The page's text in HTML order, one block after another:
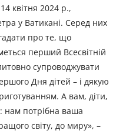
14 квітня 2024 р.,
у Ватикані. Серед них
про те, що
перший Всесвітній
супроводжувати
Дня дітей – і дякую
А вам, діти,
нам потрібна ваша
світу, до миру», –